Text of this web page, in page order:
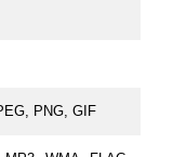
PNG, GIF